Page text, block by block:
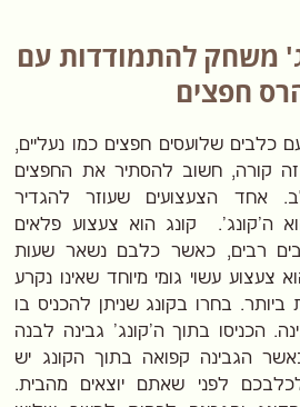
משחק להתמודדות עם
חפצים
כלבים שלועסים חפצים כמו נעליים,
קורה, חשוב להסתיר את החפצים
אחד הצעצועים שעוזר להגדיר
ה'קונג'. קונג הוא צעצוע פלאים
רבים, כאשר כלבם נשאר שעות
צעצוע עשוי גומי מיוחד שאינו נקרע
בחרו בקונג שניתן להכניס בו
הכניסו בתוך ה'קונג' גבינה לבנה
הגבינה קפואה בתוך הקונג יש
לפני שאתם יוצאים מהבית.